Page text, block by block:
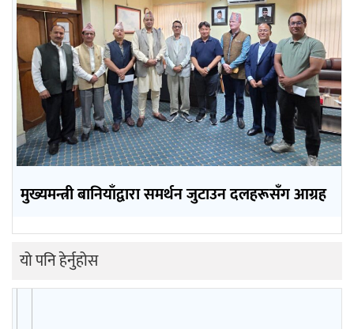
मुख्यमन्त्री बानियाँद्वारा समर्थन जुटाउन दलहरूसँग आग्रह
यो पनि हेर्नुहोस